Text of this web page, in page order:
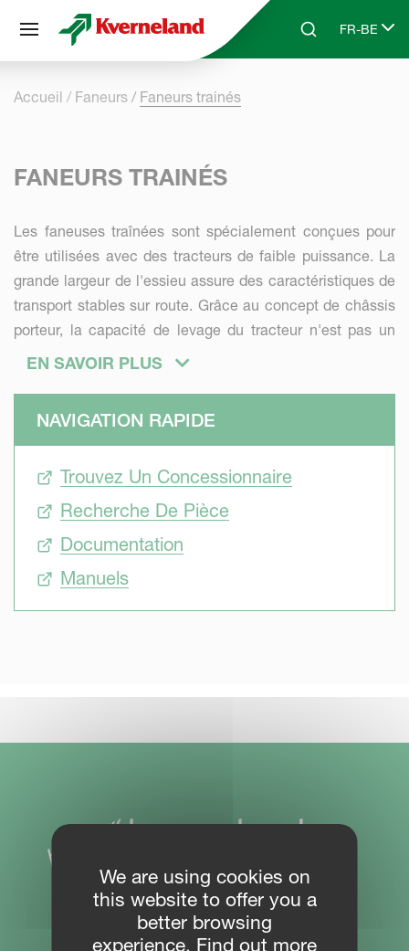
Skip to main content
SearchFR-BE
Select
Accueil Faneurs Faneurs trainés
FANEURS TRAINÉS
Les faneuses traînées sont spécialement conçues pour
être utilisées avec des tracteurs de faible puissance. La
grande largeur de l'essieu assure des caractéristiques de
transport stables sur route. Grâce au concept de châssis
porteur, la capacité de levage du tracteur n'est pas un
facteur limitant et ces faneuses peuvent être utilisées
EN SAVOIR PLUS
NAVIGATION RAPIDE
Trouvez Un Concessionnaire
Recherche De Pièce
Documentation
Manuels
Panneau de gestion des cookies
We are using cookies on
this website to offer you a
better browsing
experience. Find out more